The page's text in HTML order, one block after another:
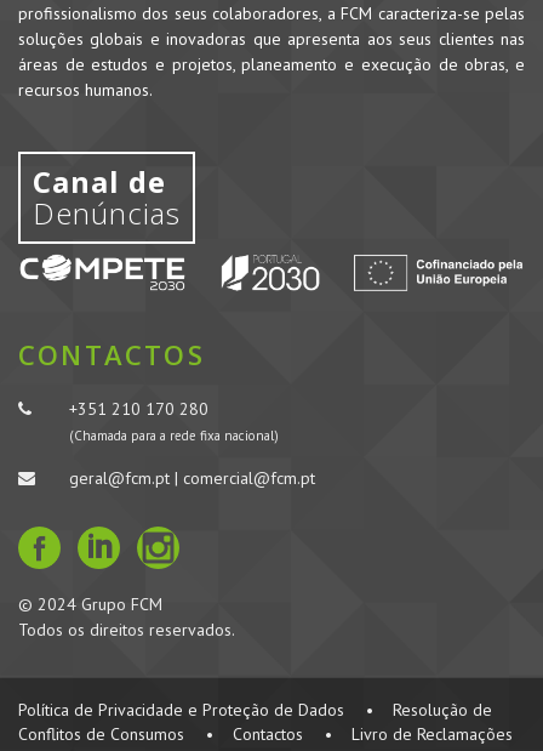
profissionalismo dos seus colaboradores, a FCM caracteriza-se pelas
soluções globais e inovadoras que apresenta aos seus clientes nas
áreas de estudos e projetos, planeamento e execução de obras, e
recursos humanos.
Canal de
Denúncias
CONTACTOS
+351 210 170 280
(Chamada para a rede fixa nacional)
geral@fcm.pt | comercial@fcm.pt
© 2024 Grupo FCM
Todos os direitos reservados.
Política de Privacidade e Proteção de Dados •
Resolução de
Conflitos de Consumos
• Contactos • Livro de Reclamações